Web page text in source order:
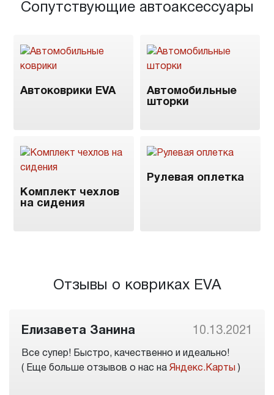
Сопутствующие автоаксессуары
Автоковрики EVA
Автомобильные
шторки
Комплект чехлов
на сидения
Рулевая оплетка
Отзывы о ковриках EVA
Елизавета Занина 10.13.2021
Все супер! Быстро, качественно и идеально!
( Еще больше отзывов о нас на Яндекс.Карты )